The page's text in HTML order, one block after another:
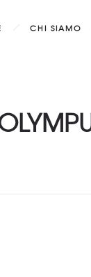
CHI SIAMO